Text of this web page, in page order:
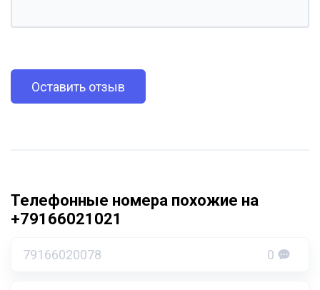
Оставить отзыв
Телефонные номера похожие на
+79166021021
79166020078 0